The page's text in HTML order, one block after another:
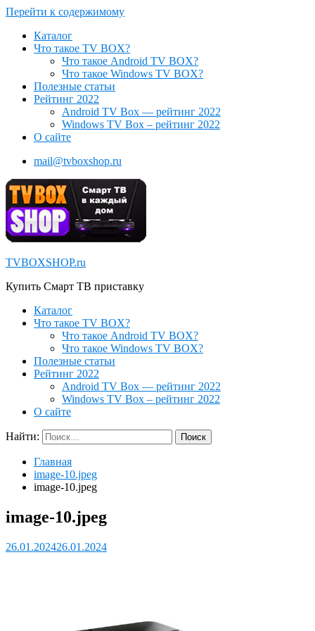
Перейти к содержимому
Каталог
Что такое TV BOX?
Что такое Android TV BOX?
Что такое Windows TV BOX?
Полезные статьи
Рейтинг 2022
Android TV Box — рейтинг 2022
Windows TV Box – рейтинг 2022
О сайте
mail@tvboxshop.ru
TVBOXSHOP.ru
Купить Смарт ТВ приставку
Каталог
Что такое TV BOX?
Что такое Android TV BOX?
Что такое Windows TV BOX?
Полезные статьи
Рейтинг 2022
Android TV Box — рейтинг 2022
Windows TV Box – рейтинг 2022
О сайте
Найти:
Главная
image-10.jpeg
image-10.jpeg
image-10.jpeg
26.01.202426.01.2024